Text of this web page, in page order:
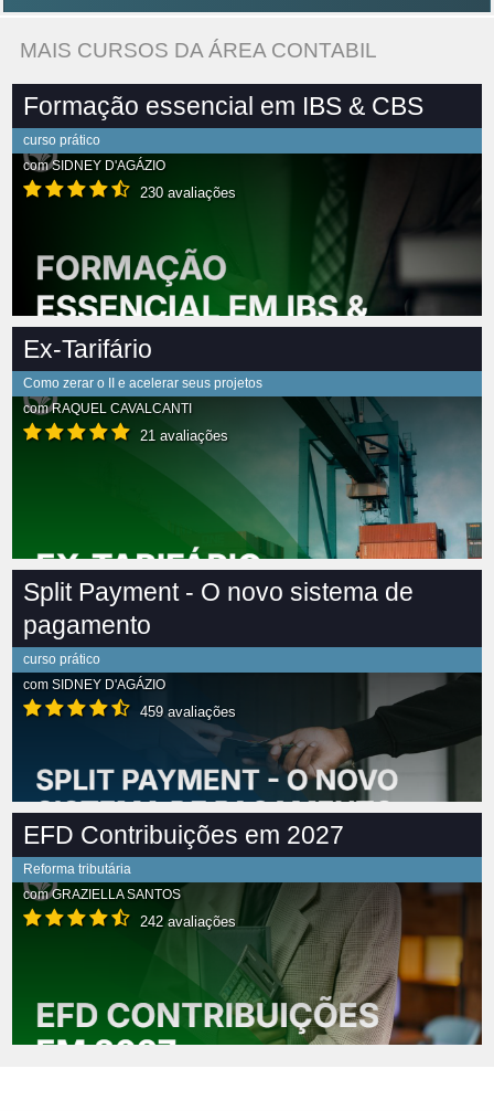
MAIS CURSOS DA ÁREA CONTABIL
Formação essencial em IBS & CBS
curso prático
comSIDNEY D'AGÁZIO
230 avaliações
Ex-Tarifário
Como zerar o II e acelerar seus projetos
comRAQUEL CAVALCANTI
21 avaliações
Split Payment - O novo sistema de
pagamento
curso prático
com SIDNEY D'AGÁZIO
459 avaliações
EFD Contribuições em 2027
Reforma tributária
comGRAZIELLA SANTOS
242 avaliações